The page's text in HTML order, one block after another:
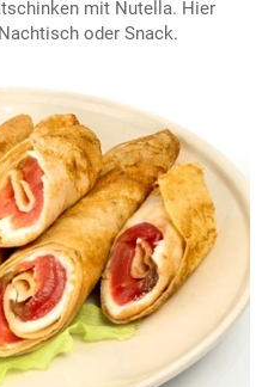
mit Nutella. Hier
oder Snack.